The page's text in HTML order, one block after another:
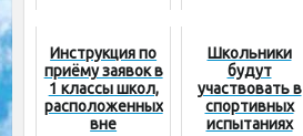
вузов
Инструкция по
приёму заявок в
1 классы школ,
расположенных
вне
Школьники
будут
участвовать в
спортивных
испытаниях